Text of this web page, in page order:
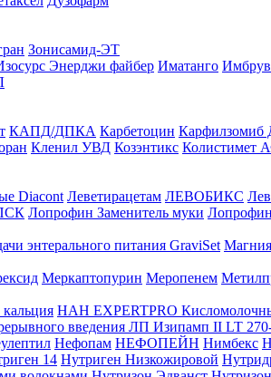
Зонисамид-ЭТ
Энерджи файбер Иматанго
КАПД/ДПКА Карбетоцин Карфилзомиб
Кленил УВД Козэнтикс Колистимет
Diacont Леветирацетам ЛЕВОБИКС
Лопрофин Заменитель муки
энтерального питания GraviSet
Меркаптопурин Меропенем
НАН EXPERTPRO
введения ЛП Изипамп II LT
Нефопам НЕФОПЕЙН Нимбекс
14 Нутриген Низкожировой